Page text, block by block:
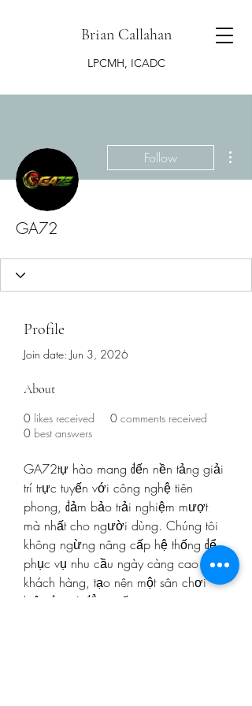
Brian Callahan
LPCMH, ICADC
Follow
GA72
Profile
Join date: Jun 3, 2026
About
0 likes received 0 comments received
0 best answers
GA72tự hào mang đến nền tảng giải
trí trực tuyến với công nghệ tiên
phong, đảm bảo trải nghiệm mượt
mà nhất cho người dùng. Chúng tôi
không ngừng nâng cấp hệ thống để
phục vụ nhu cầu ngày càng cao của
khách hàng, tạo nên một sân chơi
hiện đại và đẳng cấp.